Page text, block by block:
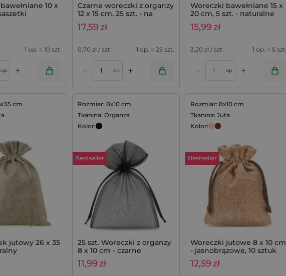
10 x
komplet 10
1 op. = 10 szt.
op. +
Czarne woreczki z organzy
12 x 15 cm, 25 szt. - na
upominki weselne
17,59zł
0,70 zł / szt. 1 op. = 25 szt.
– op. +
Woreczki bawełniane 15 x
20 cm, 5 szt. - naturalne
opakowania
15,99zł
3,20 zł / szt. 1 op. = 5 szt.
– op. +
Dodaj do koszyka
cm
jutowy 26 x 35
Rozmiar: 8x10 cm
Tkanina: Organza
Kolor:
Bestseller
25 szt. Woreczki z organzy
8 x 10 cm - czarne
11,99zł
Rozmiar: 8x10 cm
Tkanina: Juta
Kolor:
Bestseller
Woreczki jutowe 8 x 10 cm
- jasnobrązowe, 10 sztuk
12,59zł